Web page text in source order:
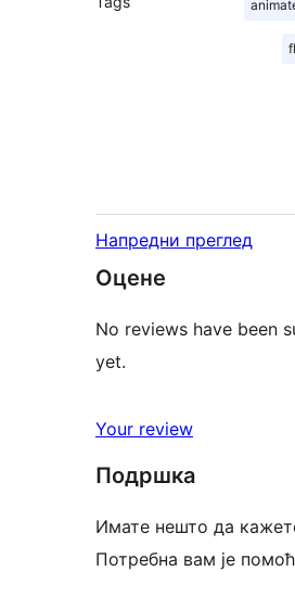
Напредни преглед
Оцене
No reviews have been
yet.
Your review
Подршка
Имате нешто да
Потребна вам је